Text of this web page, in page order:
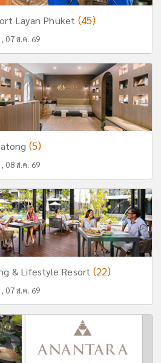
Layan Phuket (45)
07 ส.ค. 69
(5)
08 ส.ค. 69
& Lifestyle Resort (22)
07 ส.ค. 69